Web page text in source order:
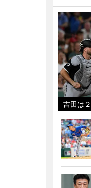
吉田は